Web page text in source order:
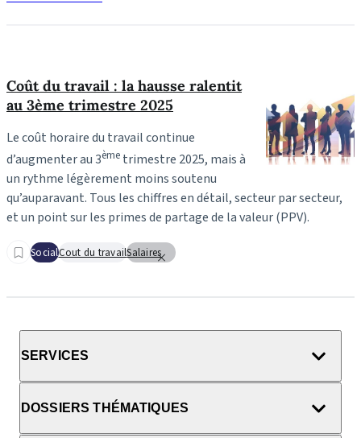
Coût du travail : la hausse ralentit
au 3ème trimestre 2025
Le coût horaire du travail continue
d’augmenter au 3ème trimestre 2025, mais à
un rythme légèrement moins soutenu
qu’auparavant. Tous les chiffres en détail, secteur par secteur,
et un point sur les primes de partage de la valeur (PPV).
SocialCout du travailSalaires
SERVICES
DOSSIERS THÉMATIQUES